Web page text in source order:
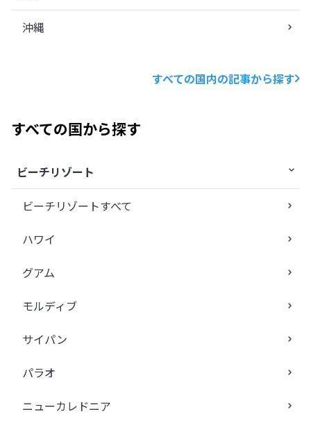
沖縄
すべての国内の記事から探す
すべての国から探す
ビーチリゾート
ビーチリゾートすべて
ハワイ
グアム
モルディブ
サイパン
パラオ
ニューカレドニア